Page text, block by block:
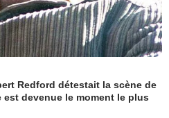
Redford détestait la scène de
est devenue le moment le plus